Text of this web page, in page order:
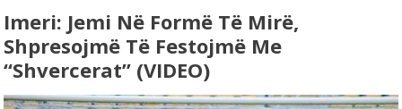
Imeri: Jemi Në Formë Të Mirë,
Shpresojmë Të Festojmë Me
“Shvercerat” (VIDEO)